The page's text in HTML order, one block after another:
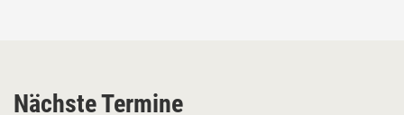
Nächste Termine